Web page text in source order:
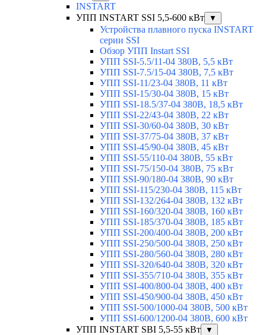
INSTART
УПП INSTART SSI 5,5-600 кВт
▼
Устройства плавного пуска INSTART
серии SSI
Обзор УПП Instart SSI
УПП SSI-5.5/11-04 380В, 5,5 кВт
УПП SSI-7.5/15-04 380В, 7,5 кВт
УПП SSI-11/23-04 380В, 11 кВт
УПП SSI-15/30-04 380В, 15 кВт
УПП SSI-18.5/37-04 380В, 18,5 кВт
УПП SSI-22/43-04 380В, 22 кВт
УПП SSI-30/60-04 380В, 30 кВт
УПП SSI-37/75-04 380В, 37 кВт
УПП SSI-45/90-04 380В, 45 кВт
УПП SSI-55/110-04 380В, 55 кВт
УПП SSI-75/150-04 380В, 75 кВт
УПП SSI-90/180-04 380В, 90 кВт
УПП SSI-115/230-04 380В, 115 кВт
УПП SSI-132/264-04 380В, 132 кВт
УПП SSI-160/320-04 380В, 160 кВт
УПП SSI-185/370-04 380В, 185 кВт
УПП SSI-200/400-04 380В, 200 кВт
УПП SSI-250/500-04 380В, 250 кВт
УПП SSI-280/560-04 380В, 280 кВт
УПП SSI-320/640-04 380В, 320 кВт
УПП SSI-355/710-04 380В, 355 кВт
УПП SSI-400/800-04 380В, 400 кВт
УПП SSI-450/900-04 380В, 450 кВт
УПП SSI-500/1000-04 380В, 500 кВт
УПП SSI-600/1200-04 380В, 600 кВт
УПП INSTART SBI 5,5-55 кВт
▼